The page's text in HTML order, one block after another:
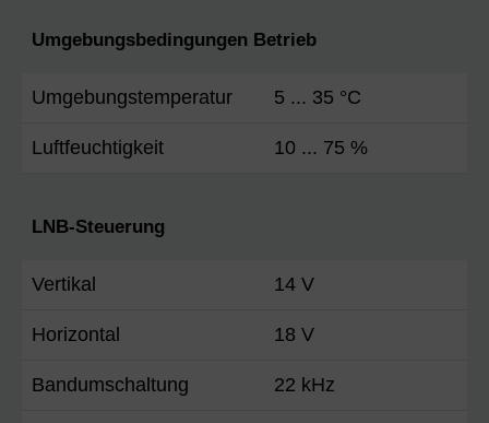
Umgebungsbedingungen Betrieb
Umgebungstemperatur 5 ... 35 °C
Luftfeuchtigkeit 10 ... 75 %
LNB-Steuerung
Vertikal 14 V
Horizontal 18 V
Bandumschaltung 22 kHz